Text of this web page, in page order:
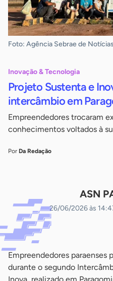
Foto: Agência Sebrae de
Inovação & Tecnologia
Projeto Sustenta e
intercâmbio em
Empreendedores trocaram
conhecimentos voltados à
Por Da Redação
ASN
26/06/2026 às
Empreendedores paraenses
durante o segundo